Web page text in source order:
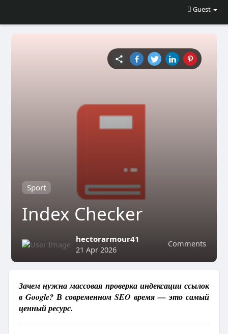
Guest
Sport
Index Checker
Comments
hectorarmour41
21 Apr 2026
Зачем нужна массовая проверка индексации ссылок
в Google? В современном SEO время — это самый
ценный ресурс.